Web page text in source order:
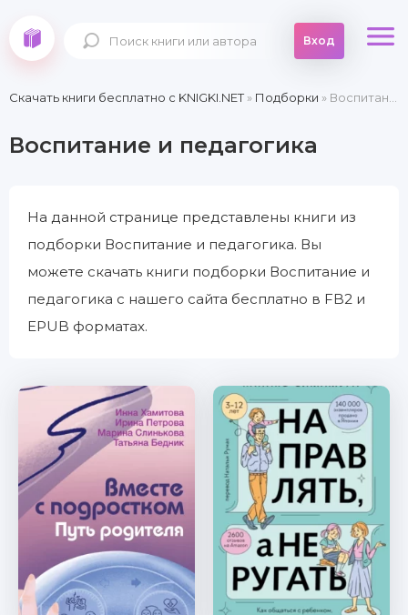
Вход
Скачать книги бесплатно c KNIGKI.NET» Подборки » Воспитание и педагогика
Воспитание и педагогика
На данной странице представлены книги из
подборки Воспитание и педагогика. Вы
можете скачать книги подборки Воспитание и
педагогика с нашего сайта бесплатно в FB2 и
EPUB форматах.